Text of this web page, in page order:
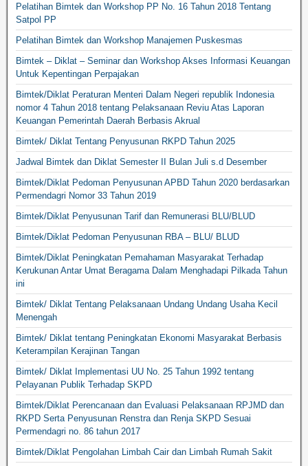
Pelatihan Bimtek dan Workshop PP No. 16 Tahun 2018 Tentang
Satpol PP
Pelatihan Bimtek dan Workshop Manajemen Puskesmas
Bimtek – Diklat – Seminar dan Workshop Akses Informasi Keuangan
Untuk Kepentingan Perpajakan
Bimtek/Diklat Peraturan Menteri Dalam Negeri republik Indonesia
nomor 4 Tahun 2018 tentang Pelaksanaan Reviu Atas Laporan
Keuangan Pemerintah Daerah Berbasis Akrual
Bimtek/ Diklat Tentang Penyusunan RKPD Tahun 2025
Jadwal Bimtek dan Diklat Semester II Bulan Juli s.d Desember
Bimtek/Diklat Pedoman Penyusunan APBD Tahun 2020 berdasarkan
Permendagri Nomor 33 Tahun 2019
Bimtek/Diklat Penyusunan Tarif dan Remunerasi BLU/BLUD
Bimtek/Diklat Pedoman Penyusunan RBA – BLU/ BLUD
Bimtek/Diklat Peningkatan Pemahaman Masyarakat Terhadap
Kerukunan Antar Umat Beragama Dalam Menghadapi Pilkada Tahun
ini
Bimtek/ Diklat Tentang Pelaksanaan Undang Undang Usaha Kecil
Menengah
Bimtek/ Diklat tentang Peningkatan Ekonomi Masyarakat Berbasis
Keterampilan Kerajinan Tangan
Bimtek/ Diklat Implementasi UU No. 25 Tahun 1992 tentang
Pelayanan Publik Terhadap SKPD
Bimtek/Diklat Perencanaan dan Evaluasi Pelaksanaan RPJMD dan
RKPD Serta Penyusunan Renstra dan Renja SKPD Sesuai
Permendagri no. 86 tahun 2017
Bimtek/Diklat Pengolahan Limbah Cair dan Limbah Rumah Sakit